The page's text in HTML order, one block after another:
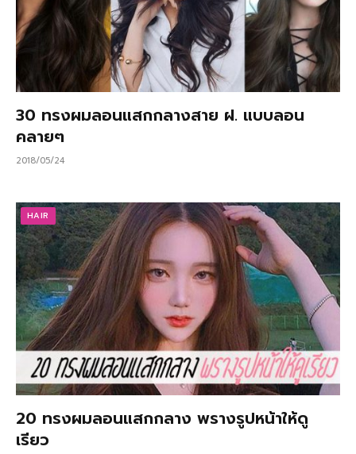
30 ทรงผมลอนแสกกลางสาย ฝ. แบบลอน
คลายๆ
2018/05/24
HAIR
20 ทรงผมลอนแสกกลาง พรางรูปหน้าให้ดู
เรียว